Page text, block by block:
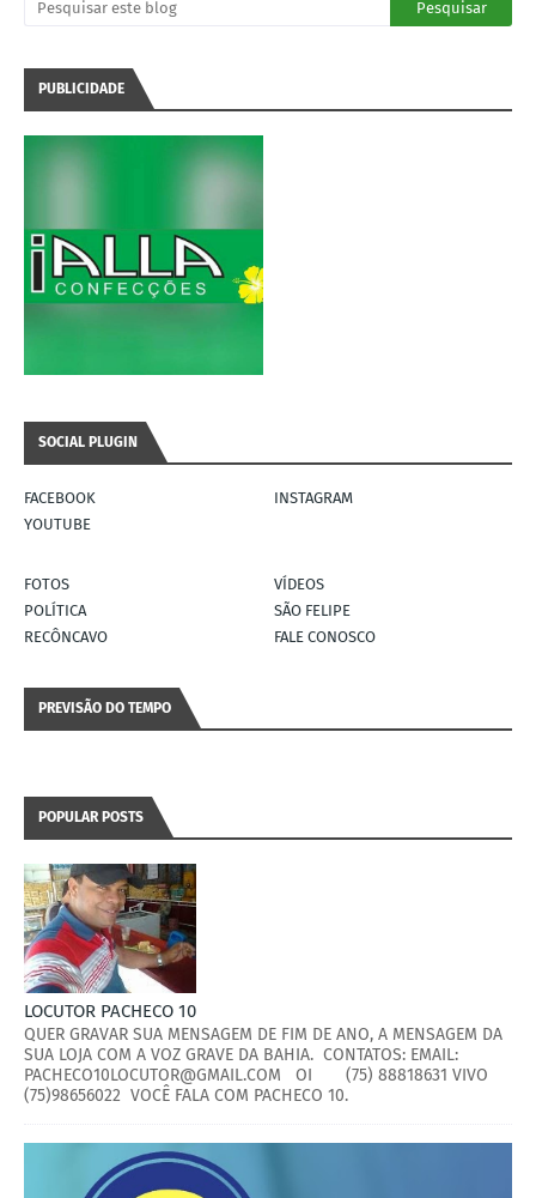
PUBLICIDADE
SOCIAL PLUGIN
FACEBOOK
INSTAGRAM
YOUTUBE
FOTOS
VÍDEOS
POLÍTICA
SÃO FELIPE
RECÔNCAVO
FALE CONOSCO
PREVISÃO DO TEMPO
POPULAR POSTS
LOCUTOR PACHECO 10
QUER GRAVAR SUA MENSAGEM DE FIM DE ANO, A MENSAGEM DA
SUA LOJA COM A VOZ GRAVE DA BAHIA. CONTATOS: EMAIL:
PACHECO10LOCUTOR@GMAIL.COM OI (75) 88818631 VIVO
(75)98656022 VOCÊ FALA COM PACHECO 10.